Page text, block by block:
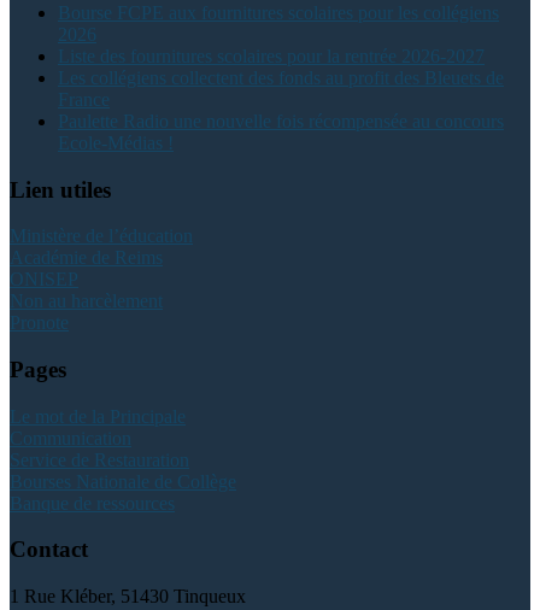
Bourse FCPE aux fournitures scolaires pour les collégiens
2026
Liste des fournitures scolaires pour la rentrée 2026-2027
Les collégiens collectent des fonds au profit des Bleuets de
France
Paulette Radio une nouvelle fois récompensée au concours
Ecole-Médias !
Lien utiles
Ministère de l’éducation
Académie de Reims
ONISEP
Non au harcèlement
Pronote
Pages
Le mot de la Principale
Communication
Service de Restauration
Bourses Nationale de Collège
Banque de ressources
Contact
1 Rue Kléber, 51430 Tinqueux